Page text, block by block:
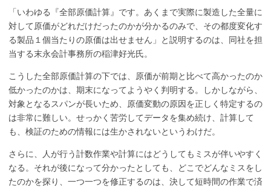
「いわゆる『全部原価計算』です。あくまで実際に製造した全量に
対して原価がどれだけだったのかが分かるのみで、その都度変化す
る製品１個当たりの原価は出せません」と説明するのは、同社を担
当する末永会計事務所の稲津好光氏。
こうした全部原価計算の下では、原価が前期と比べて高かったのか
低かったのかは、期末になってようやく判明する。しかしながら、
対象となるスパンが長いため、原価変動の原因を正しく特定するの
は非常に難しい。せっかく苦労してデータを集め続け、計算して
も、検証のための情報には生かされないというわけだ。
さらに、人が行う計数作業や計算にはどうしてもミスが伴いやすく
なる。それが後になって分かったとしても、どこでどんなミスをし
たのかを探り、一つ一つを修正するのは、決して短時間の作業で済